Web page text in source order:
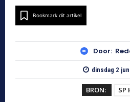
Bookmark dit artikel
Door:
dinsdag 2
BRON:
SP